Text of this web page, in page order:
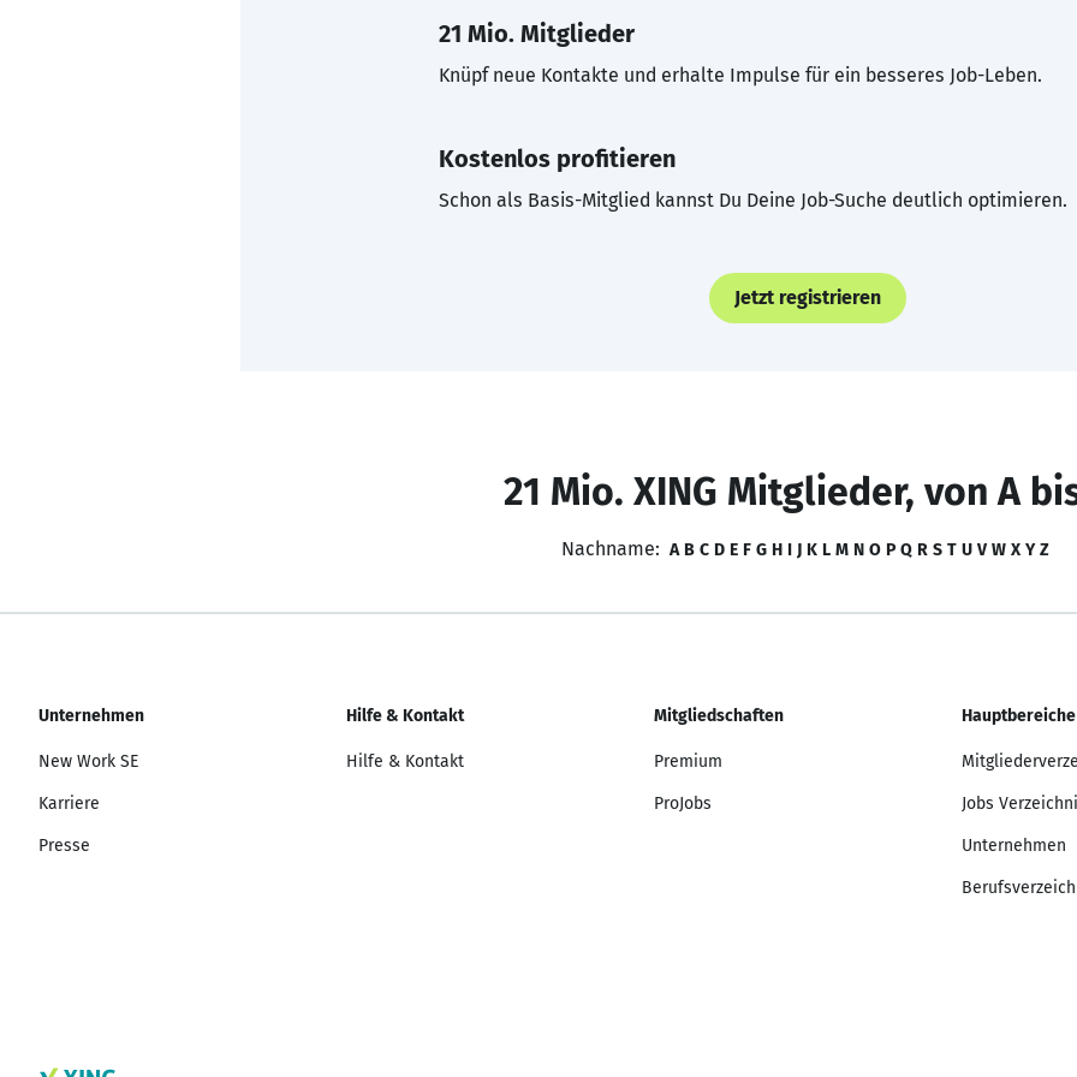
21 Mio. Mitglieder
Knüpf neue Kontakte und erhalte Impulse für ein besseres Job-Leben.
Kostenlos profitieren
Schon als Basis-Mitglied kannst Du Deine Job-Suche deutlich optimieren.
Jetzt registrieren
21 Mio. XING Mitglieder, von A
Nachname: A B C D E F G H I J K L M N O P Q R S T U V W X Y Z
Unternehmen
New Work SE
Karriere
Presse
Hilfe & Kontakt
Hilfe & Kontakt
Mitgliedschaften
Premium
ProJobs
Hauptbereiche
Jobs
Unternehmen